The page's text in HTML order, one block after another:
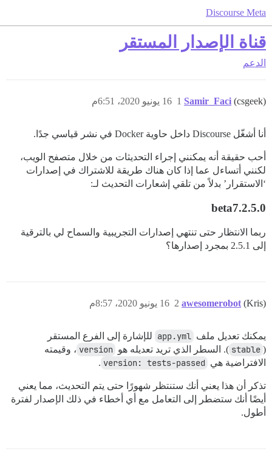
Discourse Meta
قناة الإصدار المستقر
الدعم
Samir_Faci (csgeek) 16 يونيو 2020، 6:51م 1
أنا أشغّل Discourse داخل حاوية Docker في نشر قياسي جدًا.
أحب حقيقة أنه يمكنني إجراء التحديثات من خلال متصفح الويب،
لكنني أتساءل عما إذا كان هناك طريقة للاشتراك في إصدارات
‘الاستقرار’ بدلاً من تلقي إشعارات التحديث لـ:
2.5.0.beta7
ربما الانتظار حتى تنتهي إصدارات التجريبية والسماح لي بالترقية
إلى 2.5.1 بمجرد إصدارها؟
awesomerobot (Kris) 16 يونيو 2020، 8:57م 2
يمكنك تعديل ملف app.yml للإشارة إلى الفرع المستقر
(
stable ). السطر الذي تريد تعديله هو version ، وقيمته
الافتراضية هي version: tests-passed
.
تذكر أن هذا يعني أنك ستنتظر شهورًا حتى يتم التحديث، مما يعني
أيضًا أنك ستضطر إلى التعامل مع أي أخطاء في ذلك الإصدار لفترة
أطول.